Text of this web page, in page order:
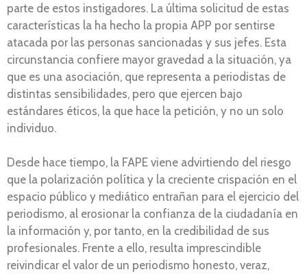
parte de estos instigadores. La última solicitud de estas
características la ha hecho la propia APP por sentirse
atacada por las personas sancionadas y sus jefes. Esta
circunstancia confiere mayor gravedad a la situación, ya
que es una asociación, que representa a periodistas de
distintas sensibilidades, pero que ejercen bajo
estándares éticos, la que hace la petición, y no un solo
individuo.
Desde hace tiempo, la FAPE viene advirtiendo del riesgo
que la polarización política y la creciente crispación en el
espacio público y mediático entrañan para el ejercicio del
periodismo, al erosionar la confianza de la ciudadanía en
la información y, por tanto, en la credibilidad de sus
profesionales. Frente a ello, resulta imprescindible
reivindicar el valor de un periodismo honesto, veraz,